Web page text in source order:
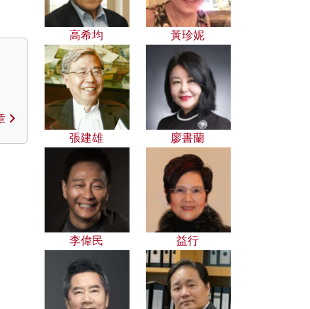
高希均 黃珍妮
張建雄 廖書蘭
李偉民 益行